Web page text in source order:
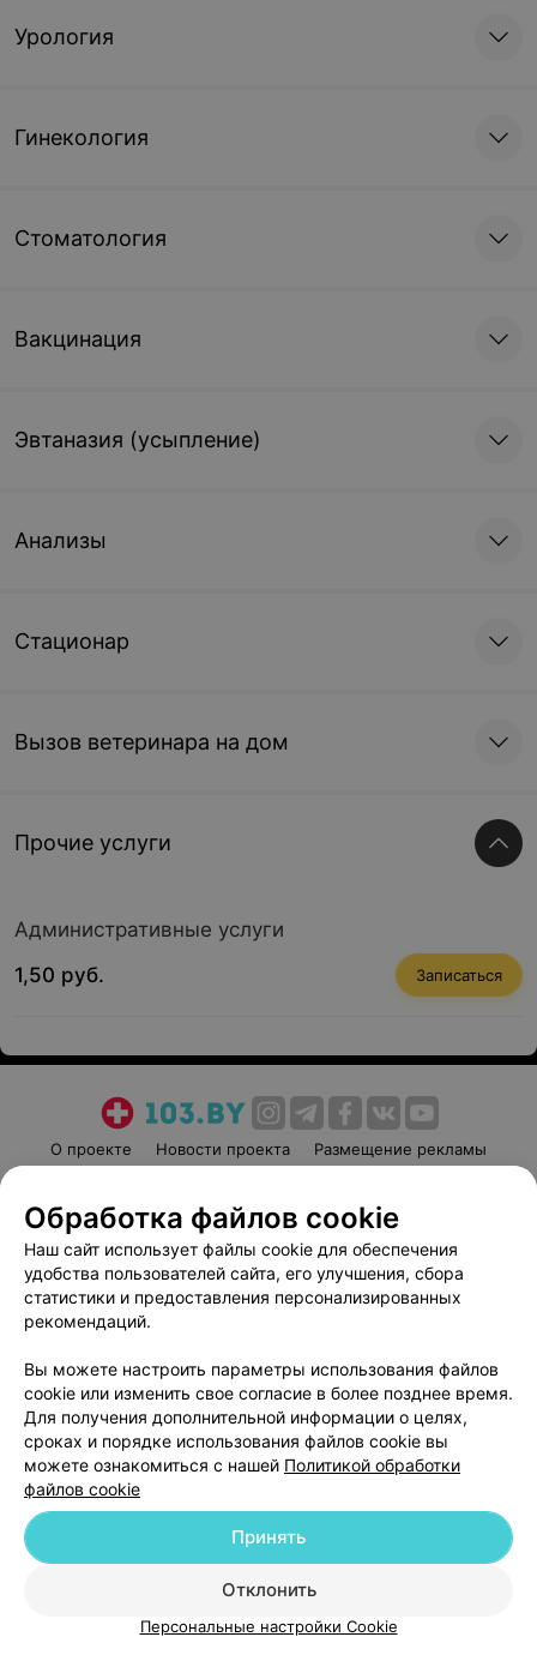
Урология
Гинекология
Стоматология
Вакцинация
Эвтаназия (усыпление)
Анализы
Стационар
Вызов ветеринара на дом
Прочие услуги
Административные услуги
1,50 руб.
Записаться
О проекте Новости проекта
Размещение рекламы
Пользовательское соглашение
Способы оплаты
Вакансии
Партнеры
Написать руководителю 103.by
Обработка персональных данных
© 2026 ООО «Артокс Лаб», УНП 191700409
| 220012, Республика Беларусь,
Служба поддержки +375 291212755
Обработка файлов cookie
Наш сайт использует файлы cookie для обеспечения
удобства пользователей сайта, его улучшения, сбора
статистики и предоставления персонализированных
рекомендаций.
Вы можете настроить параметры использования файлов
cookie или изменить свое согласие в более позднее время.
Для получения дополнительной информации о целях,
сроках и порядке использования файлов cookie вы
можете ознакомиться с нашей Политикой обработки
файлов cookie
Отклонить
Принять
Персональные настройки Cookie